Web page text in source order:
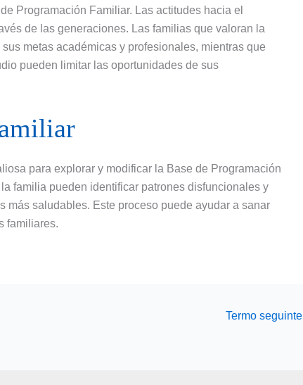
Programación Familiar. Las actitudes hacia el
de las generaciones. Las familias que valoran la
metas académicas y profesionales, mientras que
pueden limitar las oportunidades de sus
para explorar y modificar la Base de Programación
familia pueden identificar patrones disfuncionales y
más saludables. Este proceso puede ayudar a sanar
familiares.
Termo seguinte